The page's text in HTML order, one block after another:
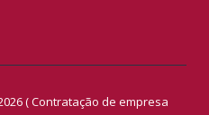
2026 ( Contratação de empresa